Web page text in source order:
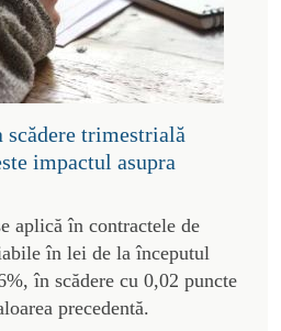
trimestrială
impactul asupra
aplică în contractele de
în lei de la începutul
în scădere cu 0,02 puncte
precedentă.